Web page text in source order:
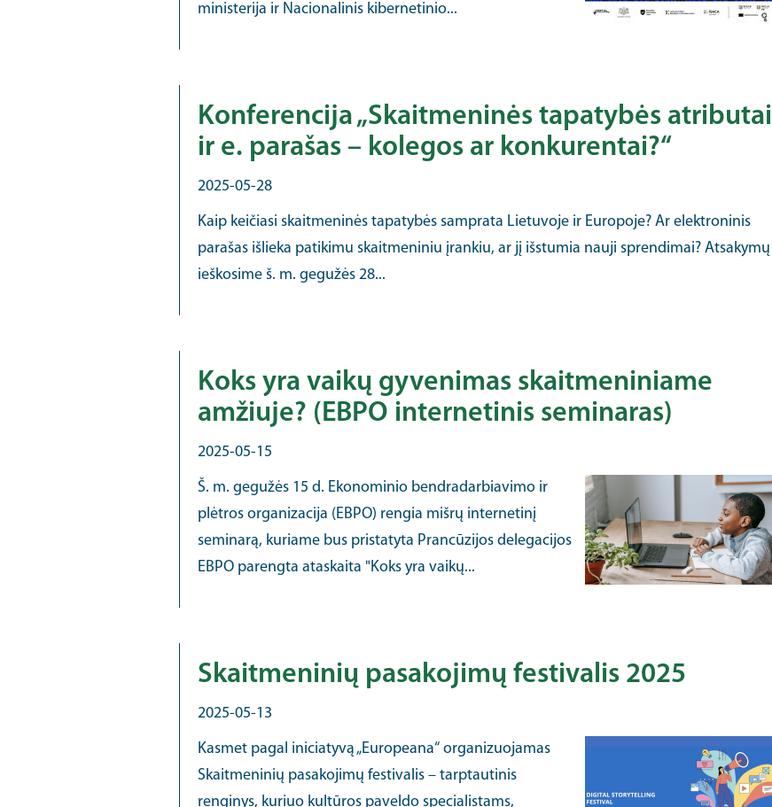
ministerija ir Nacionalinis kibernetinio...
Konferencija „Skaitmeninės tapatybės atributai
ir e. parašas – kolegos ar konkurentai?“
2025-05-28
Kaip keičiasi skaitmeninės tapatybės samprata Lietuvoje ir Europoje? Ar elektroninis
parašas išlieka patikimu skaitmeniniu įrankiu, ar jį išstumia nauji sprendimai? Atsakymų
ieškosime š. m. gegužės 28...
Koks yra vaikų gyvenimas skaitmeniniame
amžiuje? (EBPO internetinis seminaras)
2025-05-15
Š. m. gegužės 15 d. Ekonominio bendradarbiavimo ir
plėtros organizacija (EBPO) rengia mišrų internetinį
seminarą, kuriame bus pristatyta Prancūzijos delegacijos
EBPO parengta ataskaita "Koks yra vaikų...
Skaitmeninių pasakojimų festivalis 2025
2025-05-13
Kasmet pagal iniciatyvą „Europeana“ organizuojamas
Skaitmeninių pasakojimų festivalis – tarptautinis
renginys, kuriuo kultūros paveldo specialistams,